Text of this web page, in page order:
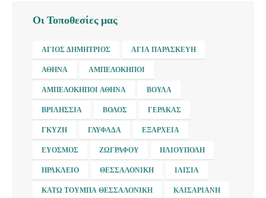
Οι Τοποθεσίες μας
ΆΓΙΟΣ ΔΗΜΉΤΡΙΟΣ ΑΓΊΑ ΠΑΡΑΣΚΕΥΉ
ΑΘΉΝΑ ΑΜΠΕΛΌΚΗΠΟΙ
ΑΜΠΕΛΌΚΗΠΟΙ ΑΘΉΝΑ ΒΟΎΛΑ
ΒΡΙΛΉΣΣΙΑ ΒΌΛΟΣ ΓΈΡΑΚΑΣ
ΓΚΎΖΗ ΓΛΥΦΆΔΑ ΕΞΆΡΧΕΙΑ
ΕΎΟΣΜΟΣ ΖΩΓΡΆΦΟΥ ΗΛΙΟΎΠΟΛΗ
ΗΡΆΚΛΕΙΟ ΘΕΣΣΑΛΟΝΊΚΗ ΙΛΊΣΙΑ
ΚΆΤΩ ΤΟΎΜΠΑ ΘΕΣΣΑΛΟΝΊΚΗ ΚΑΙΣΑΡΙΑΝΉ